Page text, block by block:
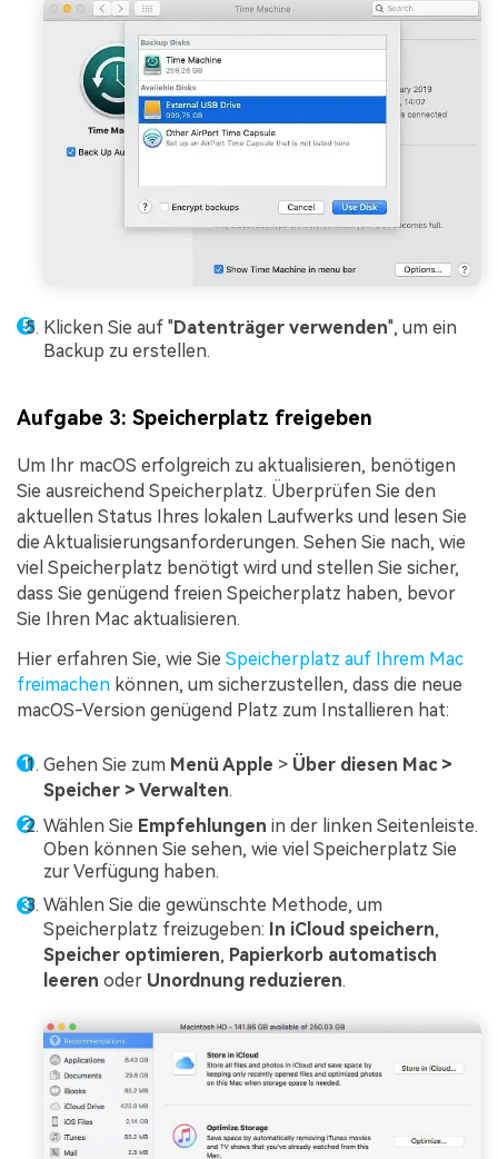
Klicken Sie auf "Datenträger verwenden", um ein
Backup zu erstellen.
Aufgabe 3: Speicherplatz freigeben
Um Ihr macOS erfolgreich zu aktualisieren, benötigen
Sie ausreichend Speicherplatz. Überprüfen Sie den
aktuellen Status Ihres lokalen Laufwerks und lesen Sie
die Aktualisierungsanforderungen. Sehen Sie nach, wie
viel Speicherplatz benötigt wird und stellen Sie sicher,
dass Sie genügend freien Speicherplatz haben, bevor
Sie Ihren Mac aktualisieren.
Hier erfahren Sie, wie Sie Speicherplatz auf Ihrem Mac
freimachen können, um sicherzustellen, dass die neue
macOS-Version genügend Platz zum Installieren hat:
Gehen Sie zum Menü Apple > Über diesen Mac >
Speicher > Verwalten.
Wählen Sie Empfehlungen in der linken Seitenleiste.
Oben können Sie sehen, wie viel Speicherplatz Sie
zur Verfügung haben.
Wählen Sie die gewünschte Methode, um
Speicherplatz freizugeben: In iCloud speichern,
Speicher optimieren, Papierkorb automatisch
leeren oder Unordnung reduzieren.